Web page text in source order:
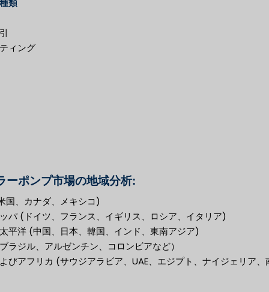
類
ィング
ーポンプ市場の地域分析:
国、カナダ、メキシコ)
パ (ドイツ、フランス、イギリス、ロシア、イタリア)
平洋 (中国、日本、韓国、インド、東南アジア)
ラジル、アルゼンチン、コロンビアなど）
びアフリカ (サウジアラビア、UAE、エジプト、ナイジェリア、